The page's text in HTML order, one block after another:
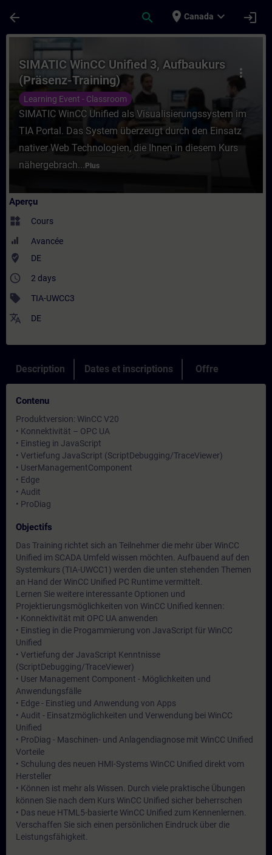
arrow_back search place Canada expand_more login
Cours - SIMATIC WinCC Unified 3,
more_vert
SIMATIC WinCC Unified 3, Aufbaukurs
(Präsenz-Training)
Learning Event - Classroom
SIMATIC WinCC Unified als Visualisierungssystem im
TIA Portal. Das System überzeugt durch den Einsatz
nativer Web Technologien, die Ihnen in diesem Kurs
nähergebrach... Plus
Aperçu
widgets Cours
Avancée
where_to_vote DE
access_time 2 days
sell TIA-UWCC3
translate DE
Description Dates et inscriptions Offre
Contenu
Produktversion: WinCC V20
• Konnektivität – OPC UA
• Einstieg in JavaScript
• Vertiefung JavaScript (ScriptDebugging/TraceViewer)
• UserManagementComponent
• Edge
• Audit
• ProDiag
Objectifs
Das Training richtet sich an Teilnehmer die mehr über WinCC
Unified im SCADA Umfeld wissen möchten. Aufbauend auf den
Systemkurs (TIA-UWCC1) werden die unten stehenden Themen
an Hand der WinCC Unified PC Runtime vermittelt.
Lernen Sie weitere interessante Optionen und
Projektierungsmöglichkeiten von WinCC Unified kennen:
• Konnektivität mit OPC UA anwenden
• Einstieg in die Progammierung von JavaScript für WinCC
Unified
• Vertiefung der JavaScript Kenntnisse
(ScriptDebugging/TraceViewer)
• User Management Component - Möglichkeiten und
Anwendungsfälle
• Edge - Einstieg und Anwendung von Apps
• Audit - Einsatzmöglichkeiten und Verwendung bei WinCC
Unified
• ProDiag - Maschinen- und Anlagendiagnose mit WinCC Unified
Vorteile
• Schulung des neuen HMI-Systems WinCC Unified direkt vom
Hersteller
• Können ist mehr als Wissen. Durch viele praktische Übungen
können Sie nach dem Kurs WinCC Unified sicher beherrschen
• Das neue HTML5-basierte WinCC Unified zum Kennenlernen.
Verschaffen Sie sich einen persönlichen Eindruck über die
Leistungsfähigkeit.